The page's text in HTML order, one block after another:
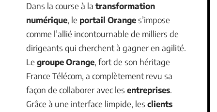
Dans la course à la transformation
numérique, le portail Oranges’impose
comme l’allié incontournable de milliers de
dirigeants qui cherchent à gagner en agilité.
Le groupe Orange, fort de son héritage
France Télécom, a complètement revu sa
façon de collaborer avec les entreprises.
Grâce à une interface limpide, les clients